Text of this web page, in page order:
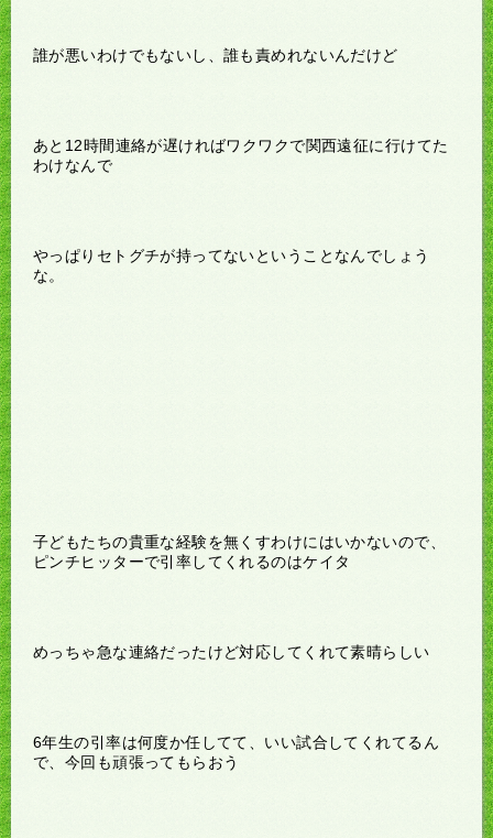
誰が悪いわけでもないし、誰も責めれないんだけど
あと12時間連絡が遅ければワクワクで関西遠征に行けてた
わけなんで
やっぱりセトグチが持ってないということなんでしょう
な。
子どもたちの貴重な経験を無くすわけにはいかないので、
ピンチヒッターで引率してくれるのはケイタ
めっちゃ急な連絡だったけど対応してくれて素晴らしい
6年生の引率は何度か任してて、いい試合してくれてるん
で、今回も頑張ってもらおう